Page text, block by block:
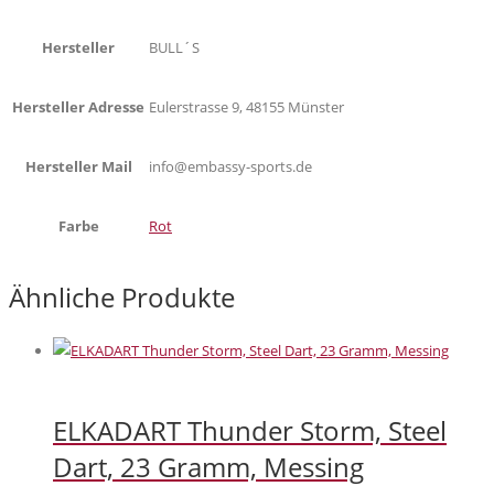
Hersteller BULL´S
Hersteller Adresse Eulerstrasse 9, 48155 Münster
Hersteller Mail info@embassy-sports.de
Farbe Rot
Ähnliche Produkte
ELKADART Thunder Storm, Steel
Dart, 23 Gramm, Messing